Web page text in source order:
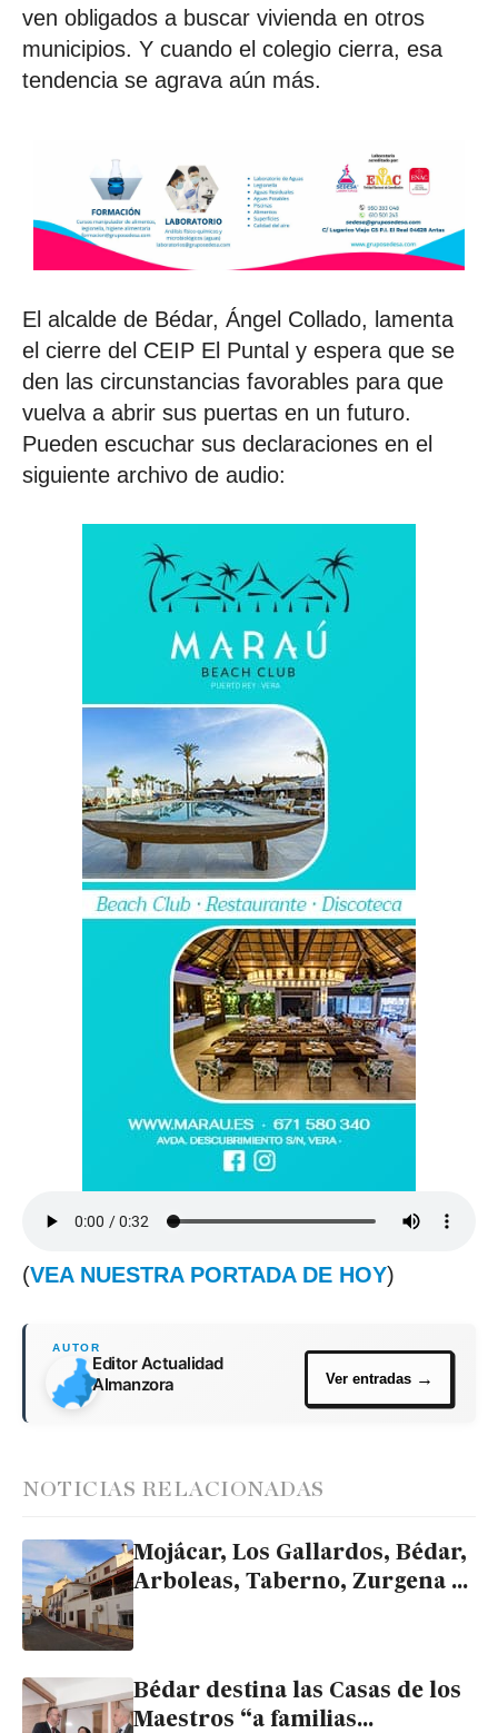
ven obligados a buscar vivienda en otros
municipios. Y cuando el colegio cierra, esa
tendencia se agrava aún más.
El alcalde de Bédar, Ángel Collado, lamenta
el cierre del CEIP El Puntal y espera que se
den las circunstancias favorables para que
vuelva a abrir sus puertas en un futuro.
Pueden escuchar sus declaraciones en el
siguiente archivo de audio:
(VEA NUESTRA PORTADA DE HOY)
Editor Actualidad
Almanzora
NOTICIAS RELACIONADAS
Mojácar, Los Gallardos, Bédar,
Arboleas, Taberno, Zurgena y
Bédar destina las Casas de los
Maestros “a familias